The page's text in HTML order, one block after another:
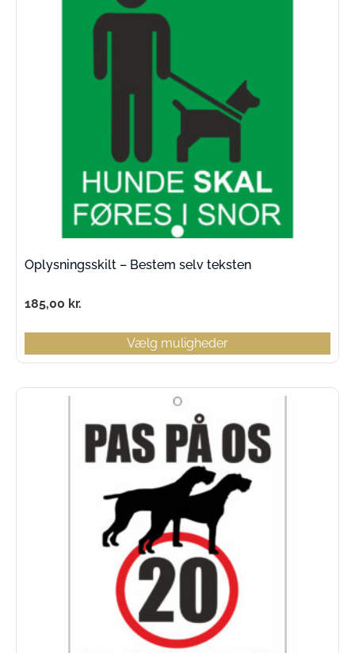
Oplysningsskilt – Bestem selv teksten
185,00 kr.
Vælg muligheder